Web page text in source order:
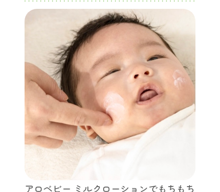
アロベビー ミルクローションでもちもち